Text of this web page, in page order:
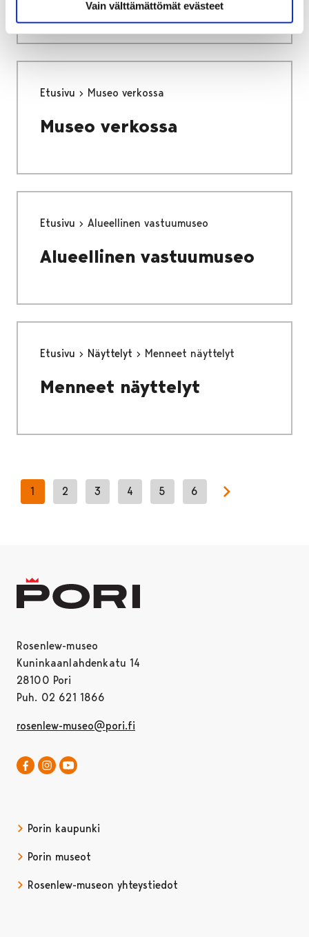
Vain välttämättömät evästeet
Etusivu Museo verkossa
Museo verkossa
Etusivu Alueellinen vastuumuseo
Alueellinen vastuumuseo
Etusivu Näyttelyt Menneet näyttelyt
Menneet näyttelyt
1 2 3 4 5 6
Rosenlew-museo
Kuninkaanlahdenkatu 14
28100 Pori
Puh. 02 621 1866
rosenlew-museo@pori.fi
Rosenlew-museo Facebookissa
Avautuu uudessa välilehdessä
Rosenlew-museo Instagramissa
Porin kaupunki
Porin museot
Rosenlew-museon yhteystiedot